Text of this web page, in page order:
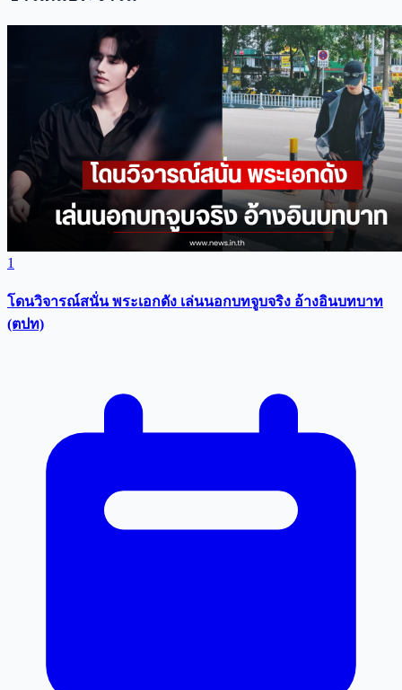
1
โดนวิจารณ์สนั่น พระเอกดัง เล่นนอกบทจูบจริง อ้างอินบทบาท
(ตปท)